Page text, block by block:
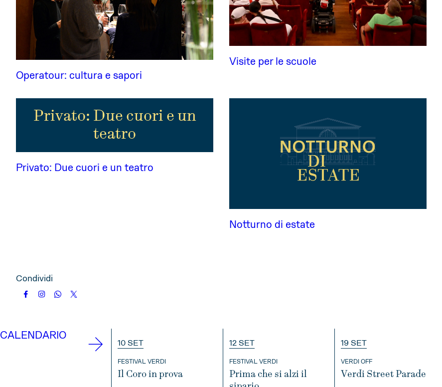
Operatour: cultura e sapori
Visite per le scuole
Privato: Due cuori e un
teatro
Privato: Due cuori e un teatro
Notturno di estate
Condividi
CALENDARIO
10 SET
FESTIVAL VERDI
Il Coro in prova
12 SET
FESTIVAL VERDI
Prima che si alzi il
19 SET
VERDI OFF
Verdi Street Parade